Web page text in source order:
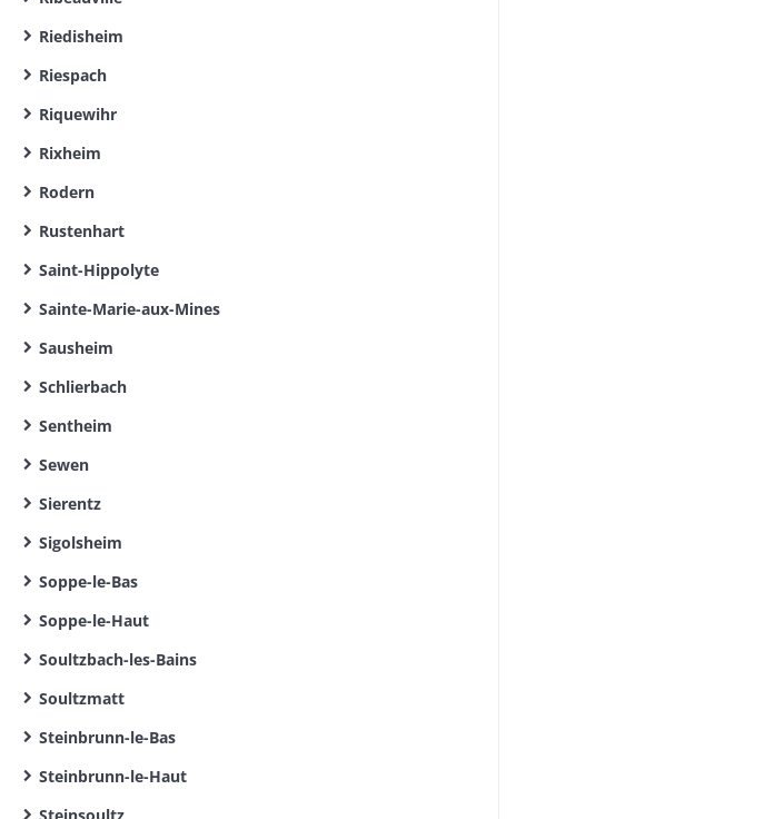
Riedisheim
Riespach
Riquewihr
Rixheim
Rodern
Rustenhart
Saint-Hippolyte
Sainte-Marie-aux-Mines
Sausheim
Schlierbach
Sentheim
Sewen
Sierentz
Sigolsheim
Soppe-le-Bas
Soppe-le-Haut
Soultzbach-les-Bains
Soultzmatt
Steinbrunn-le-Bas
Steinbrunn-le-Haut